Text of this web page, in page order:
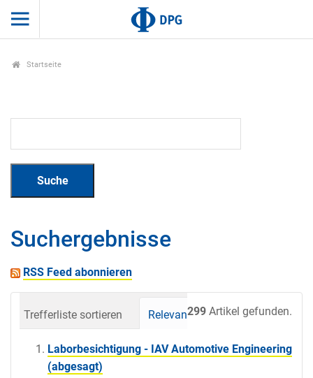
Startseite
Suchergebnisse
RSS Feed abonnieren
299 Artikel gefunden.
Trefferliste sortieren Relevanz Datum
Laborbesichtigung - IAV Automotive Engineering
(abgesagt)